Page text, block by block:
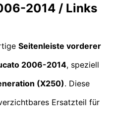
2014 / Links
Seitenleiste vorderer
2006-2014, speziell
(X250). Diese
Ersatzteil für